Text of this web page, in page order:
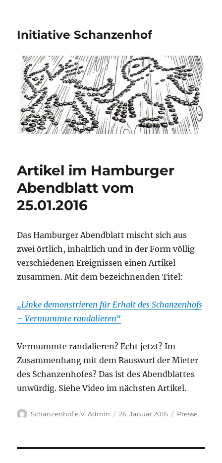
Initiative Schanzenhof
Artikel im Hamburger
Abendblatt vom
25.01.2016
Das Hamburger Abendblatt mischt sich aus
zwei örtlich, inhaltlich und in der Form völlig
verschiedenen Ereignissen einen Artikel
zusammen. Mit dem bezeichnenden Titel:
„Linke demonstrieren für Erhalt des Schanzenhofs
– Vermummte randalieren“
Vermummte randalieren? Echt jetzt? Im
Zusammenhang mit dem Rauswurf der Mieter
des Schanzenhofes? Das ist des Abendblattes
unwürdig. Siehe Video im nächsten Artikel.
Autor
Schanzenhof e.V. Admin
Veröffentlicht
26. Januar 2016 Kategorien
Presse